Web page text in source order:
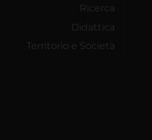
Ricerca
Didattica
Territorio e Società